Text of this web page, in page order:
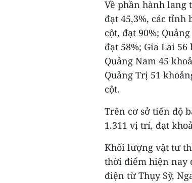
Về phần hành lang
đạt 45,3%, các tỉnh
cột, đạt 90%;
đạt 58%; Gia Lai
Quảng Nam 45
Quảng Trị 51
cột.
Trên cơ sở tiến độ
1.311 vị trí, đạt
Khối lượng vật tư
thời điểm hiện nay
điện từ Thụy Sỹ,